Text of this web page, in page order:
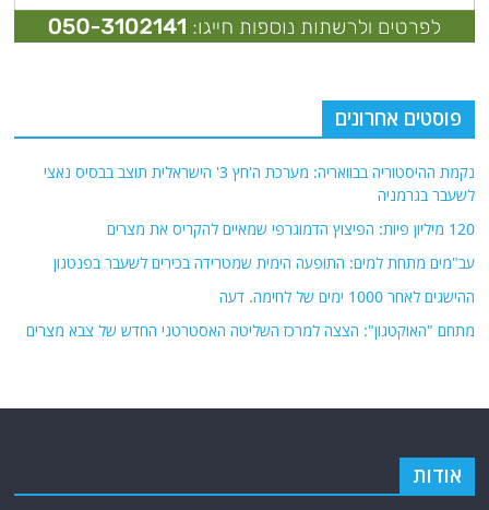
פוסטים אחרונים
נקמת ההיסטוריה בבוואריה: מערכת ה'חץ 3' הישראלית תוצב בבסיס נאצי
לשעבר בגרמניה
120 מיליון פיות: הפיצוץ הדמוגרפי שמאיים להקריס את מצרים
עב"מים מתחת למים: התופעה הימית שמטרידה בכירים לשעבר בפנטגון
ההישגים לאחר 1000 ימים של לחימה. דעה
מתחם "האוקטגון": הצצה למרכז השליטה האסטרטגי החדש של צבא מצרים
אודות